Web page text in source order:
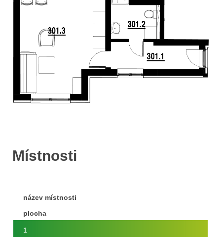
Místnosti
název místnosti
plocha
1